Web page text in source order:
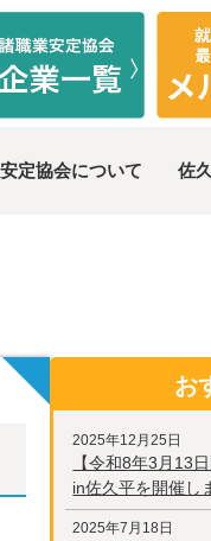
定協会について 佐
お
2025年12月25日
【令和8年3月13
in佐久平を開催し
2025年7月18日